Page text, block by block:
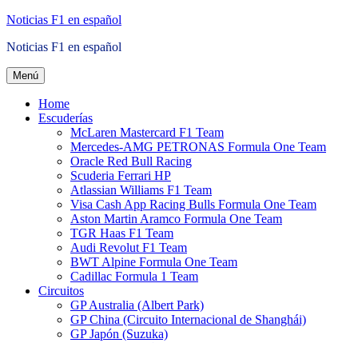
Saltar
contenido
Noticias F1 en español
Noticias F1 en español
Menú
Home
Escuderías
McLaren Mastercard F1 Team
Mercedes-AMG PETRONAS Formula One Team
Oracle Red Bull Racing
Scuderia Ferrari HP
Atlassian Williams F1 Team
Visa Cash App Racing Bulls Formula One Team
Aston Martin Aramco Formula One Team
TGR Haas F1 Team
Audi Revolut F1 Team
BWT Alpine Formula One Team
Cadillac Formula 1 Team
Circuitos
GP Australia (Albert Park)
GP China (Circuito Internacional de Shanghái)
GP Japón (Suzuka)